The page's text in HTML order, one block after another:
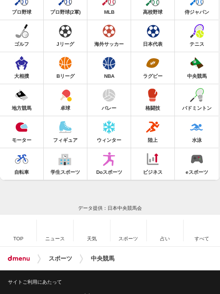
プロ野球 プロ野球(2軍) MLB 高校野球 侍ジャパン
ゴルフ Jリーグ 海外サッカー 日本代表 テニス
大相撲 Bリーグ NBA ラグビー 中央競馬
地方競馬 卓球 バレー 格闘技 バドミントン
モーター フィギュア ウィンター 陸上 水泳
自転車 学生スポーツ Doスポーツ ビジネス eスポーツ
データ提供：日本中央競馬会
TOP ニュース 天気 スポーツ 占い すべて
スポーツ 中央競馬
サイトご利用にあたって